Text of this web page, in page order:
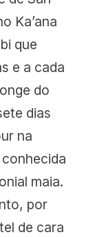
Ka’ana
que
e a cada
do
dias
na
maia.
por
de cara